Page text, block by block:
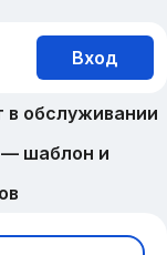
Вход
в обслуживании
— шаблон и